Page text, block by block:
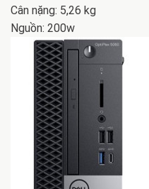
Cân nặng: 5,26 kg
Nguồn: 200w